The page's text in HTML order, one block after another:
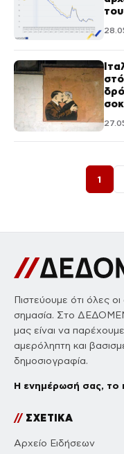
1
Πιστεύουμε ότι όλες
σημασία. Στο
μας είναι να
αμερόληπτη και
δημοσιογραφία.
Η ενημέρωσή σας, το
//ΣΧΕΤΙΚΑ
Αρχείο Ειδήσεων